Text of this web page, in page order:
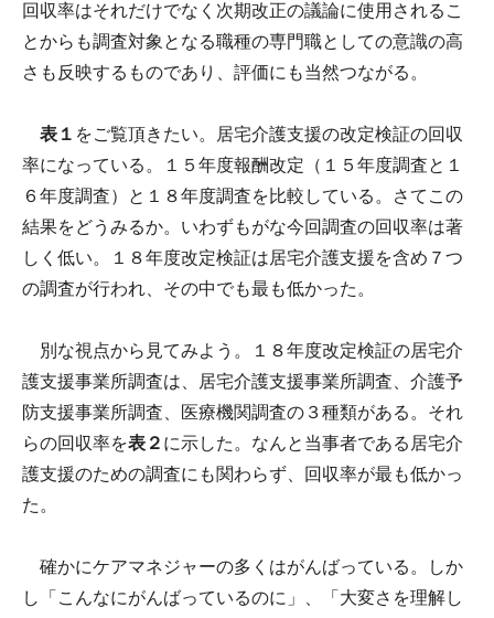
回収率はそれだけでなく次期改正の議論に使用されるこ
とからも調査対象となる職種の専門職としての意識の高
さも反映するものであり、評価にも当然つながる。
表１ をご覧頂きたい。居宅介護支援の改定検証の回収
率になっている。１５年度報酬改定（１５年度調査と１
６年度調査）と１８年度調査を比較している。さてこの
結果をどうみるか。いわずもがな今回調査の回収率は著
しく低い。１８年度改定検証は居宅介護支援を含め７つ
の調査が行われ、その中でも最も低かった。
別な視点から見てみよう。１８年度改定検証の居宅介
護支援事業所調査は、居宅介護支援事業所調査、介護予
防支援事業所調査、医療機関調査の３種類がある。それ
らの回収率を表２ に示した。なんと当事者である居宅介
護支援のための調査にも関わらず、回収率が最も低かっ
た。
確かにケアマネジャーの多くはがんばっている。しか
し「こんなにがんばっているのに」、「大変さを理解し